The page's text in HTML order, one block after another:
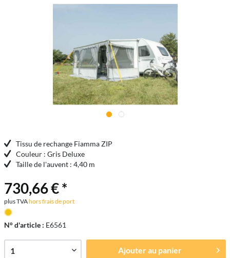
Tissu de rechange Fiamma ZIP
Couleur : Gris Deluxe
Taille de l'auvent : 4,40 m
730,66 € *
plus TVAhors frais de port
N° d'article : E6561
Ajouter au panier